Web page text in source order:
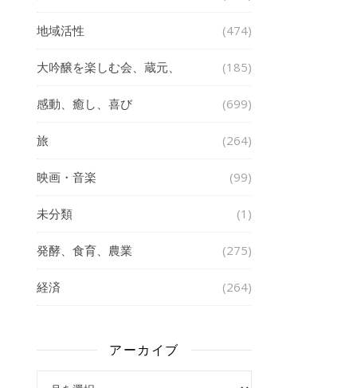
地域活性 (474)
大吟醸を楽しむ会、蔵元、 (185)
感動、癒し、喜び (699)
旅 (264)
映画・音楽 (99)
未分類 (1)
発酵、食育、農業 (275)
経済 (264)
アーカイブ